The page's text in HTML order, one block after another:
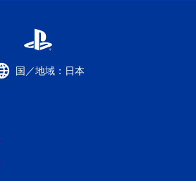
国／地域：日本